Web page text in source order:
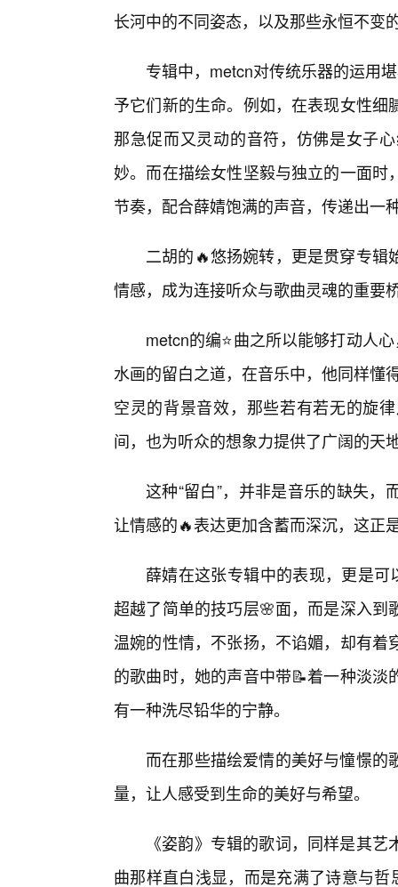
长河中的不同姿态，以及那些永恒不变
专辑中，metcn对传统乐器的运用
予它们新的生命。例如，在表现女性
那急促而又灵动的音符，仿佛是女子
妙。而在描绘女性坚毅与独立的一面
节奏，配合薛婧饱满的声音，传递出一
二胡的🔥悠扬婉转，更是贯穿专
情感，成为连接听众与歌曲灵魂的重要
metcn的编⭐曲之所以能够打动人
水画的留白之道，在音乐中，他同样懂
空灵的背景音效，那些若有若无的旋
间，也为听众的想象力提供了广阔的天
这种“留白”，并非是音乐的缺失
让情感的🔥表达更加含蓄而深沉，这正
薛婧在这张专辑中的表现，更是可
超越了简单的技巧层🌸面，而是深入
温婉的性情，不张扬，不谄媚，却有
的歌曲时，她的声音中带📝着一种淡
有一种洗尽铅华的宁静。
而在那些描绘爱情的美好与憧憬
量，让人感受到生命的美好与希望。
《姿韵》专辑的歌词，同样是其
曲那样直白浅显，而是充满了诗意与